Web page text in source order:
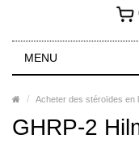
MENU
Acheter des stéroïdes en
GHRP-2